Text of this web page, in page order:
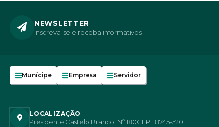
NEWSLETTER
Inscreva-se e receba informativos
Munícipe Empresa Servidor
LOCALIZAÇÃO
Presidente Castelo Branco, Nº 180CEP: 18745-520